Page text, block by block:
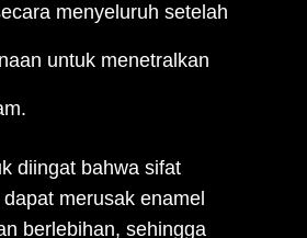
menyeluruh setelah
untuk menetralkan
diingat bahwa sifat
merusak enamel
berlebihan, sehingga